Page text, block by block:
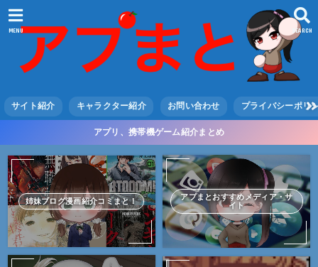
SEARCH
MENU
サイト紹介 キャラクター紹介 お問い合わせ プライバシーポリ
アプリ、携帯機ゲーム紹介まとめ
姉妹ブログ漫画紹介コミまと！
アプまとおすすめメディア・サ
イト